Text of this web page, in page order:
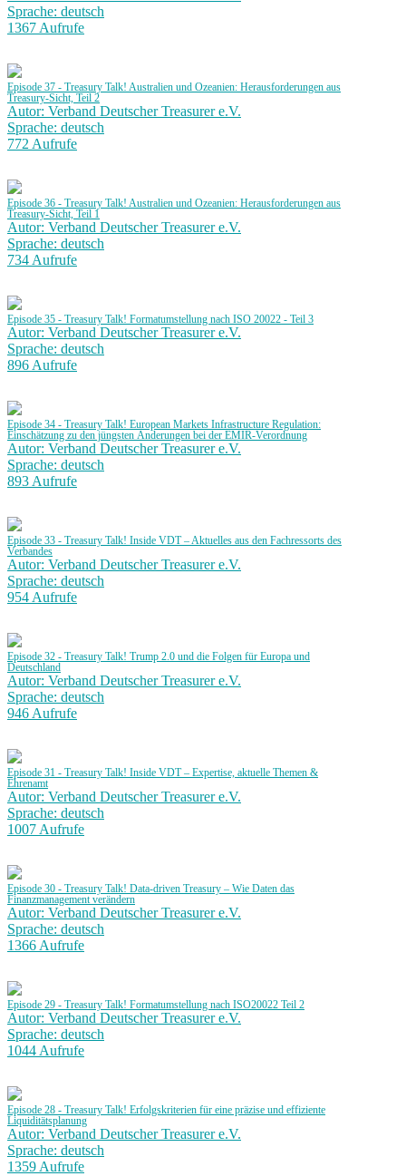
Sprache: deutsch
1367 Aufrufe
Episode 37 - Treasury Talk! Australien und Ozeanien: Herausforderungen aus
Treasury-Sicht, Teil 2
Autor: Verband Deutscher Treasurer e.V.
Sprache: deutsch
772 Aufrufe
Episode 36 - Treasury Talk! Australien und Ozeanien: Herausforderungen aus
Treasury-Sicht, Teil 1
Autor: Verband Deutscher Treasurer e.V.
Sprache: deutsch
734 Aufrufe
Episode 35 - Treasury Talk! Formatumstellung nach ISO 20022 - Teil 3
Autor: Verband Deutscher Treasurer e.V.
Sprache: deutsch
896 Aufrufe
Episode 34 - Treasury Talk! European Markets Infrastructure Regulation:
Einschätzung zu den jüngsten Änderungen bei der EMIR-Verordnung
Autor: Verband Deutscher Treasurer e.V.
Sprache: deutsch
893 Aufrufe
Episode 33 - Treasury Talk! Inside VDT – Aktuelles aus den Fachressorts des
Verbandes
Autor: Verband Deutscher Treasurer e.V.
Sprache: deutsch
954 Aufrufe
Episode 32 - Treasury Talk! Trump 2.0 und die Folgen für Europa und
Deutschland
Autor: Verband Deutscher Treasurer e.V.
Sprache: deutsch
946 Aufrufe
Episode 31 - Treasury Talk! Inside VDT – Expertise, aktuelle Themen &
Ehrenamt
Autor: Verband Deutscher Treasurer e.V.
Sprache: deutsch
1007 Aufrufe
Episode 30 - Treasury Talk! Data-driven Treasury – Wie Daten das
Finanzmanagement verändern
Autor: Verband Deutscher Treasurer e.V.
Sprache: deutsch
1366 Aufrufe
Episode 29 - Treasury Talk! Formatumstellung nach ISO20022 Teil 2
Autor: Verband Deutscher Treasurer e.V.
Sprache: deutsch
1044 Aufrufe
Episode 28 - Treasury Talk! Erfolgskriterien für eine präzise und effiziente
Liquiditätsplanung
Autor: Verband Deutscher Treasurer e.V.
Sprache: deutsch
1359 Aufrufe